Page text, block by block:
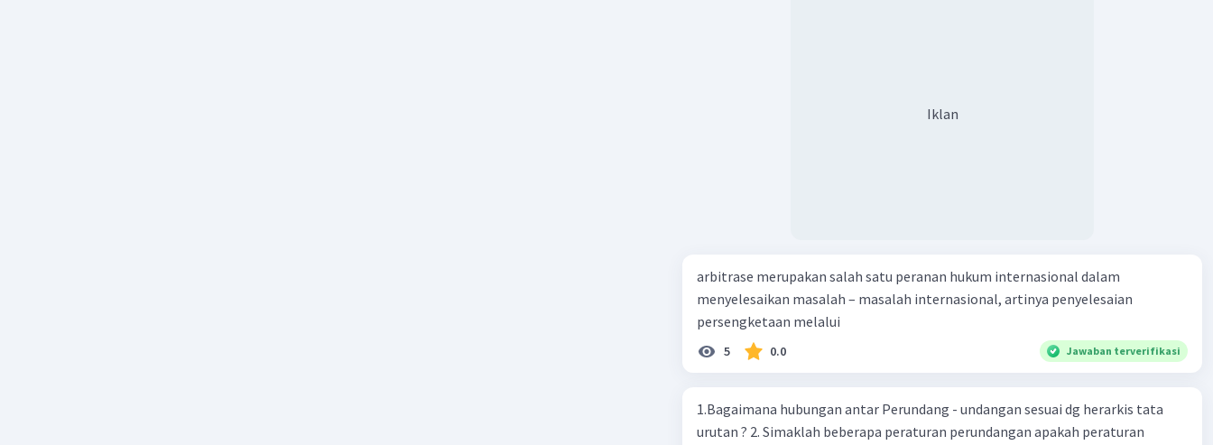
Iklan
arbitrase merupakan salah satu peranan hukum internasional dalam
menyelesaikan masalah – masalah internasional, artinya penyelesaian
persengketaan melalui
5 0.0 Jawaban terverifikasi
1.Bagaimana hubungan antar Perundang - undangan sesuai dg herarkis tata
urutan ? 2. Simaklah beberapa peraturan perundangan apakah peraturan